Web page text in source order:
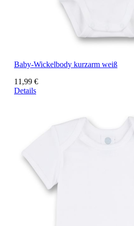
Baby-Wickelbody kurzarm weiß
11,99 €
Details